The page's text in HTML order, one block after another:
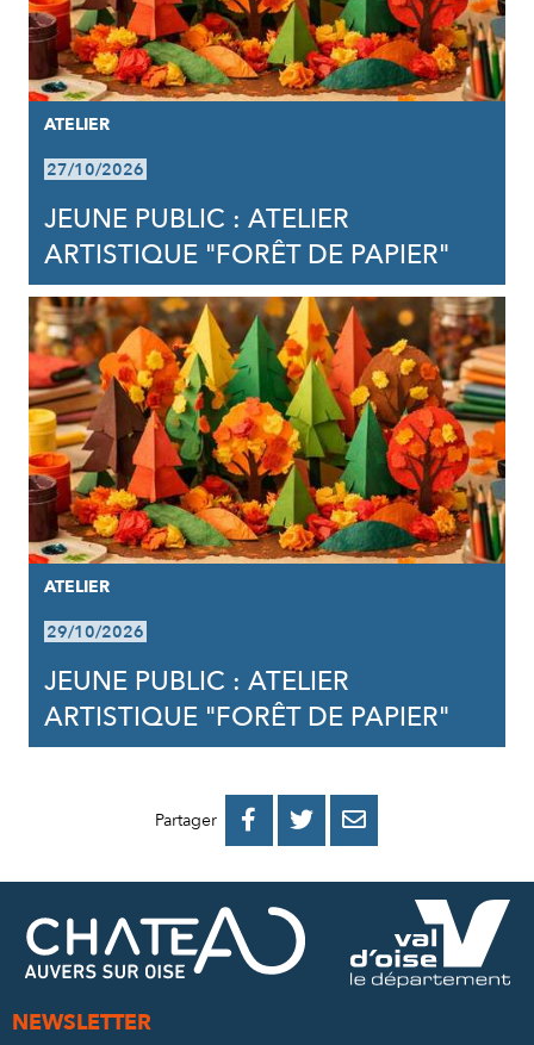
ATELIER
27/10/2026
JEUNE PUBLIC : ATELIER
ARTISTIQUE "FORÊT DE PAPIER"
ATELIER
29/10/2026
JEUNE PUBLIC : ATELIER
ARTISTIQUE "FORÊT DE PAPIER"
Partager 
PARTAGER
FACEBOOK
PARTAGER
PARTAGER
MAIL
NEWSLETTER